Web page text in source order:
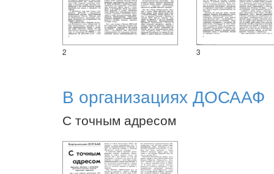
2 3
В организациях ДОСААФ
С точным адресом